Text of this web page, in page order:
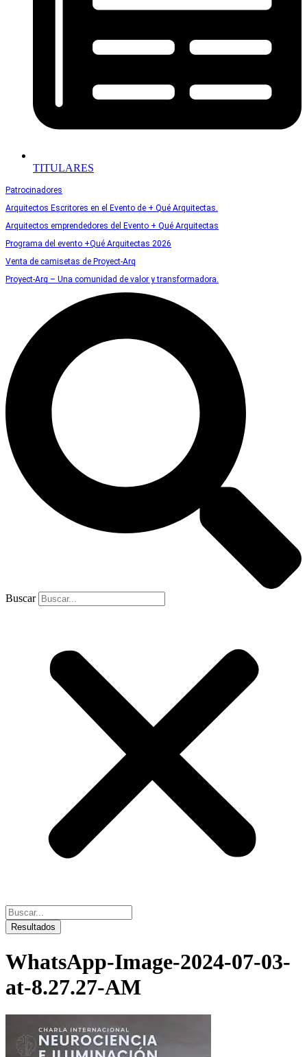
TITULARES
Patrocinadores
Arquitectos Escritores en el Evento de + Qué Arquitectas.
Arquitectos emprendedores del Evento + Qué Arquitectas
Programa del evento +Qué Arquitectas 2026
Venta de camisetas de Proyect-Arq
Proyect-Arq – Una comunidad de valor y transformadora.
Buscar
Search
...Resultados
WhatsApp-Image-2024-07-03-
at-8.27.27-AM